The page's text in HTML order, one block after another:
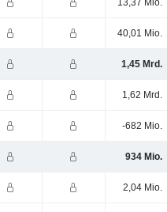
13,37 Mio.
40,01 Mio.
1,45 Mrd.
1,62 Mrd.
-682 Mio.
934 Mio.
2,04 Mio.